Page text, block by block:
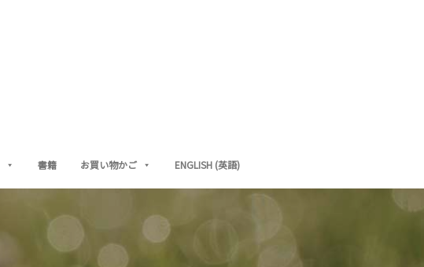
書籍 お買い物かご ENGLISH (英語)